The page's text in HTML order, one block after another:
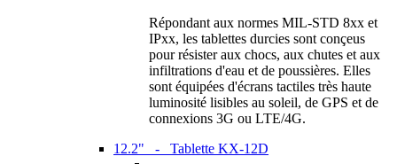
Répondant aux normes MIL-STD 8xx et
IPxx, les tablettes durcies sont conçeus
pour résister aux chocs, aux chutes et aux
infiltrations d'eau et de poussières. Elles
sont équipées d'écrans tactiles très haute
luminosité lisibles au soleil, de GPS et de
connexions 3G ou LTE/4G.
12.2" - Tablette KX-12D